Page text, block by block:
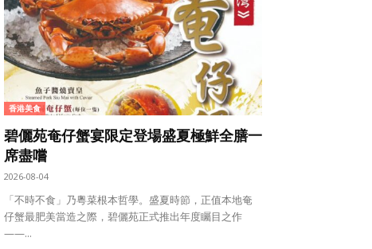
香港美食
碧儷苑奄仔蟹宴限定登場盛夏極鮮全膳一
席盡嚐
2026-08-04
「不時不食」乃粵菜根本哲學。盛夏時節，正值本地奄
仔蟹最肥美當造之際，碧儷苑正式推出年度矚目之作
——...